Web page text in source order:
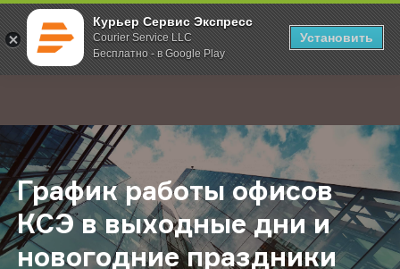
Курьер Сервис Экспресс
Courier Service LLC
Бесплатно - в Google Play
Установить
; Главная О компании Новости График работы офисов КСЭ в
График работы офисов
КСЭ в выходные дни и
новогодние праздники